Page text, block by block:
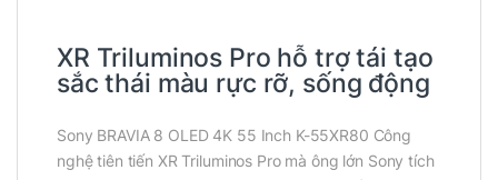
XR Triluminos Pro hỗ trợ tái tạo
sắc thái màu rực rỡ, sống động
Sony BRAVIA 8 OLED 4K 55 Inch K-55XR80 Công
nghệ tiên tiến XR Triluminos Pro mà ông lớn Sony tích